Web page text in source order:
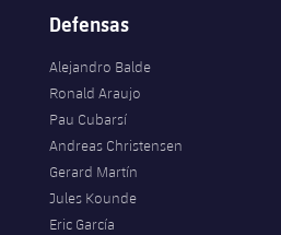
Defensas
Alejandro Balde
Ronald Araujo
Pau Cubarsí
Andreas Christensen
Gerard Martín
Jules Kounde
Eric García